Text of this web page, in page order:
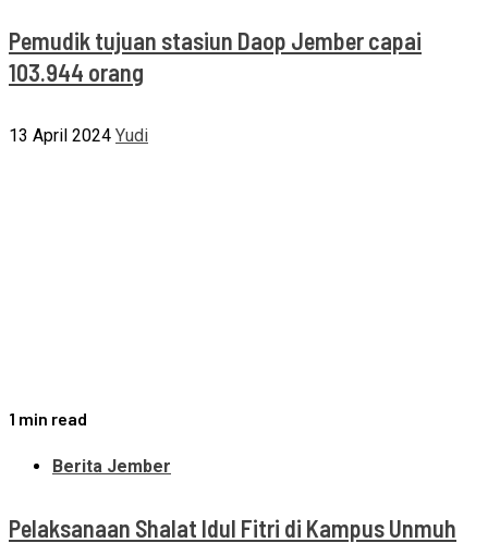
Pemudik tujuan stasiun Daop Jember capai
103.944 orang
13 April 2024 Yudi
1 min read
Berita Jember
Pelaksanaan Shalat Idul Fitri di Kampus Unmuh